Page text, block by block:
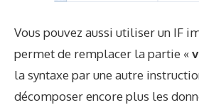
Vous pouvez aussi utiliser un IF
permet de remplacer la partie «
la syntaxe par une autre
décomposer encore plus les